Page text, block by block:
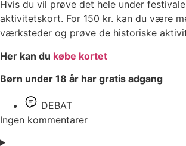
Hvis du vil prøve det hele under
aktivitetskort. For 150 kr. kan du være
værksteder og prøve de historiske
Her kan du købe kortet
Børn under 18 år har gratis adgang
DEBAT
Ingen kommentarer